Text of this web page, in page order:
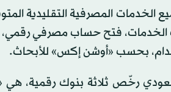
الخدمات المصرفية التقليدية
فتح حساب مصرفي رقمي،
بحسب «أوشن إكس» للأبحاث.